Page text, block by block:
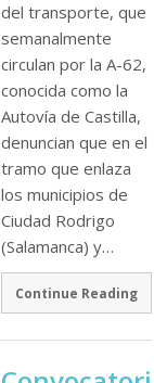
del transporte, que
semanalmente
circulan por la A-62,
conocida como la
Autoví­a de Castilla,
denuncian que en el
tramo que enlaza
los municipios de
Ciudad Rodrigo
(Salamanca) y…
Continue Reading